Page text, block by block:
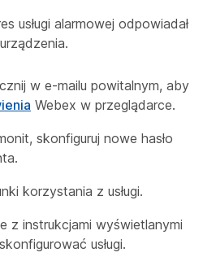
usługi alarmowej odpowiadał
w e-mailu powitalnym, aby
Webex w przeglądarce.
skonfiguruj nowe hasło
korzystania z usługi.
z instrukcjami wyświetlanymi
usługi.